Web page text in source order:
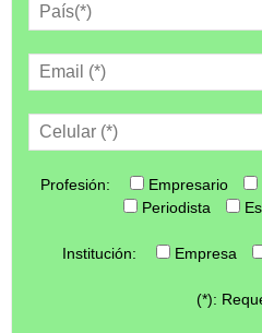
Profesión: Empresario
Periodista
Institución: Empresa
(*):